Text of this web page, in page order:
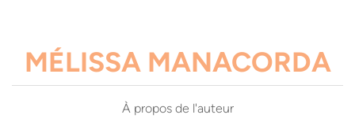
MÉLISSA MANACORDA
À propos de l'auteur